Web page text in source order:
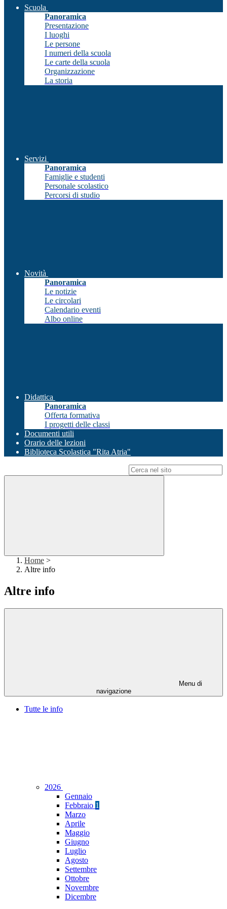
Scuola
Panoramica
Presentazione
I luoghi
Le persone
I numeri della scuola
Le carte della scuola
Organizzazione
La storia
Servizi
Panoramica
Famiglie e studenti
Personale scolastico
Percorsi di studio
Novità
Panoramica
Le notizie
Le circolari
Calendario eventi
Albo online
Didattica
Panoramica
Offerta formativa
I progetti delle classi
Documenti utili
Orario delle lezioni
Biblioteca Scolastica "Rita Atria"
Home >
Altre info
Altre info
Menu di
navigazione
Tutte le info
2026
Gennaio
Febbraio 1
Marzo
Aprile
Maggio
Giugno
Luglio
Agosto
Settembre
Ottobre
Novembre
Dicembre